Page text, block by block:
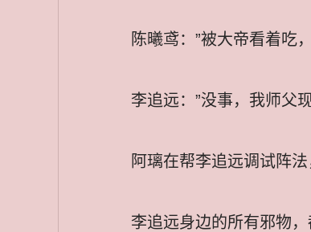
陈曦鸢：”被大帝看着吃
李追远：”没事，我师父
阿璃在帮李追远调试阵
李追远身边的所有邪物